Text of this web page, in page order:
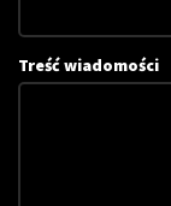
Treść wiadomości